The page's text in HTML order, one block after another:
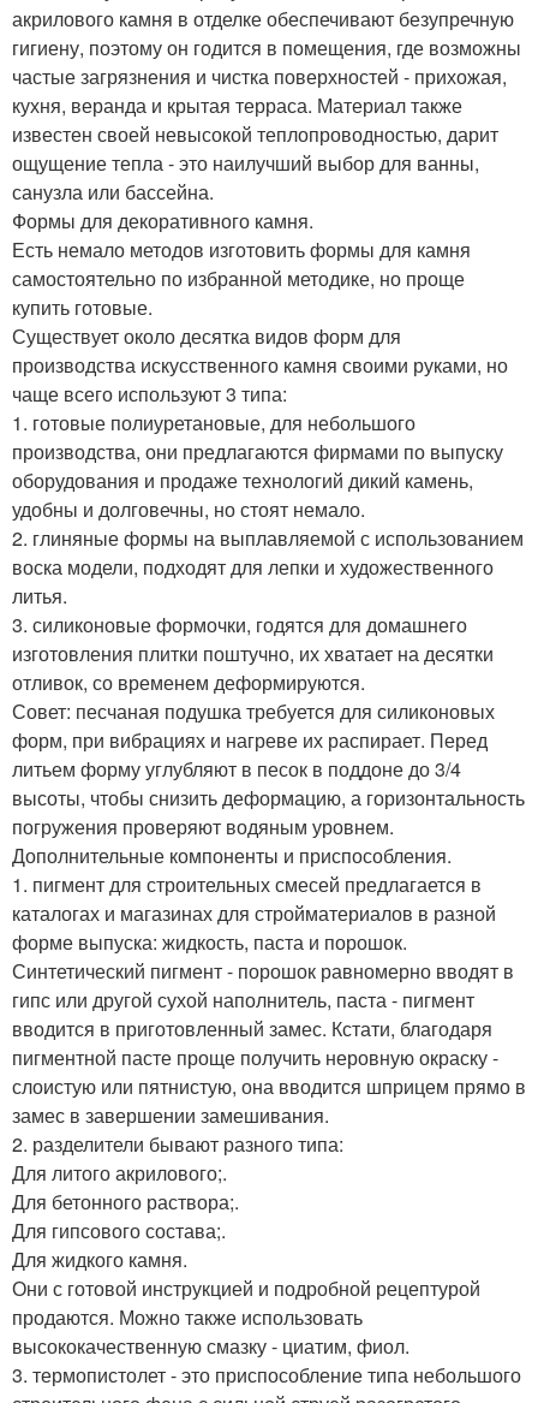
акрилового камня в отделке обеспечивают безупречную
гигиену, поэтому он годится в помещения, где возможны
частые загрязнения и чистка поверхностей - прихожая,
кухня, веранда и крытая терраса. Материал также
известен своей невысокой теплопроводностью, дарит
ощущение тепла - это наилучший выбор для ванны,
санузла или бассейна.
Формы для декоративного камня.
Есть немало методов изготовить формы для камня
самостоятельно по избранной методике, но проще
купить готовые.
Существует около десятка видов форм для
производства искусственного камня своими руками, но
чаще всего используют 3 типа:
1. готовые полиуретановые, для небольшого
производства, они предлагаются фирмами по выпуску
оборудования и продаже технологий дикий камень,
удобны и долговечны, но стоят немало.
2. глиняные формы на выплавляемой с использованием
воска модели, подходят для лепки и художественного
литья.
3. силиконовые формочки, годятся для домашнего
изготовления плитки поштучно, их хватает на десятки
отливок, со временем деформируются.
Совет: песчаная подушка требуется для силиконовых
форм, при вибрациях и нагреве их распирает. Перед
литьем форму углубляют в песок в поддоне до 3/4
высоты, чтобы снизить деформацию, а горизонтальность
погружения проверяют водяным уровнем.
Дополнительные компоненты и приспособления.
1. пигмент для строительных смесей предлагается в
каталогах и магазинах для стройматериалов в разной
форме выпуска: жидкость, паста и порошок.
Синтетический пигмент - порошок равномерно вводят в
гипс или другой сухой наполнитель, паста - пигмент
вводится в приготовленный замес. Кстати, благодаря
пигментной пасте проще получить неровную окраску -
слоистую или пятнистую, она вводится шприцем прямо в
замес в завершении замешивания.
2. разделители бывают разного типа:
Для литого акрилового;.
Для бетонного раствора;.
Для гипсового состава;.
Для жидкого камня.
Они с готовой инструкцией и подробной рецептурой
продаются. Можно также использовать
высококачественную смазку - циатим, фиол.
3. термопистолет - это приспособление типа небольшого